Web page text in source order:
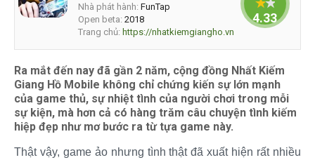
Nhà phát hành: FunTap
Open beta: 2018
Trang chủ: https://nhatkiemgiangho.vn
4.33333
Ra mắt đến nay đã gần 2 năm, cộng đồng Nhất Kiếm
Giang Hồ Mobile không chỉ chứng kiến sự lớn mạnh
của game thủ, sự nhiệt tình của người chơi trong mỗi
sự kiện, mà hơn cả có hàng trăm câu chuyện tình kiếm
hiệp đẹp như mơ bước ra từ tựa game này.
Thật vậy, game ảo nhưng tình thật đã xuất hiện rất nhiều